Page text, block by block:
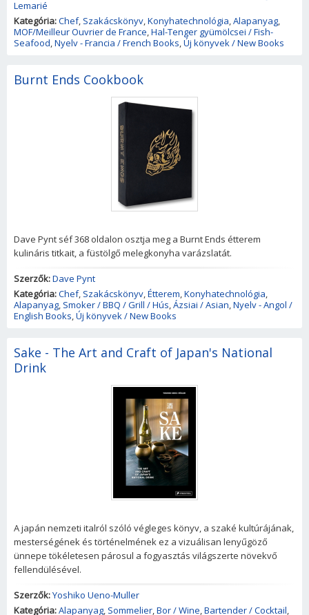
Lemarié
Kategória:Chef, Szakácskönyv,Konyhatechnológia,Alapanyag,
MOF/Meilleur Ouvrier de France,Hal-Tenger gyümölcsei / Fish-
Seafood,Nyelv - Francia / French Books,Új könyvek / New Books
Burnt Ends Cookbook
Dave Pynt séf 368 oldalon osztja meg a Burnt Ends étterem
kulináris titkait, a füstölgő melegkonyha varázslatát.
Szerzők:Dave Pynt
Kategória:Chef, Szakácskönyv,Étterem,Konyhatechnológia,
Alapanyag, Smoker / BBQ / Grill / Hús,Ázsiai / Asian,Nyelv - Angol /
English Books,Új könyvek / New Books
Sake - The Art and Craft of Japan's National
Drink
A japán nemzeti italról szóló végleges könyv, a szaké kultúrájának,
mesterségének és történelmének ez a vizuálisan lenyűgöző
ünnepe tökéletesen párosul a fogyasztás világszerte növekvő
fellendülésével.
Szerzők:Yoshiko Ueno-Muller
Kategória:Alapanyag, Sommelier,Bor / Wine,Bartender / Cocktail,